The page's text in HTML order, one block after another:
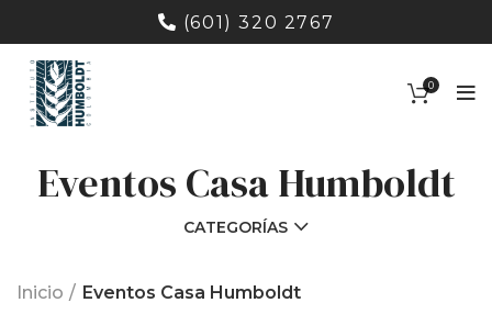
(601) 320 2767
0
Eventos Casa Humboldt
CATEGORÍAS
Inicio Eventos Casa Humboldt